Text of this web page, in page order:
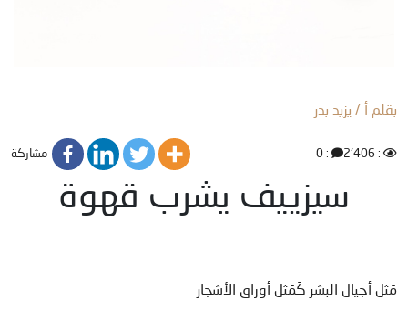
بقلم أ / يزيد بدر
: 2٬406 : 0 مشاركة
سيزييف يشرب قهوة
مَثل أجيال البشر كَمَثل أوراق الأشجار